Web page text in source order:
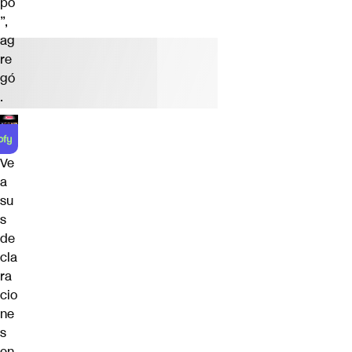
”,
ag
re
gó
.
Ve
a
su
s
de
cla
ra
cio
ne
s